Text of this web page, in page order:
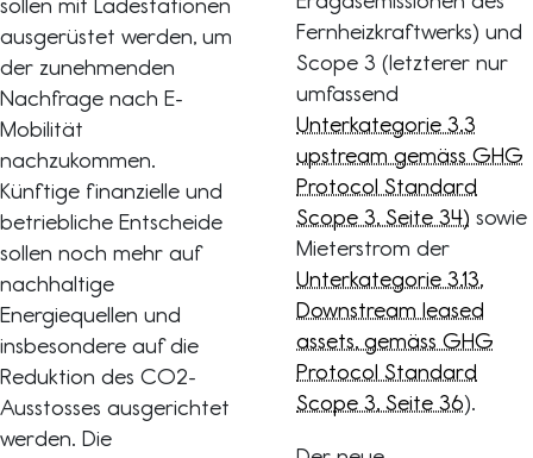
ausgerüstet werden, um
der zunehmenden
Nachfrage nach E-
Mobilität
nachzukommen.
Künftige finanzielle und
betriebliche Entscheide
sollen noch mehr auf
nachhaltige
Energiequellen und
insbesondere auf die
Reduktion des CO2-
Ausstosses ausgerichtet
werden. Die
Fernheizkraftwerks) und
Scope 3 (letzterer nur
umfassend
Unterkategorie 3.3
upstream gemäss GHG
Protocol Standard
Scope 3, Seite 34) sowie
Mieterstrom der
Unterkategorie 3.13,
Downstream leased
assets, gemäss GHG
Protocol Standard
Scope 3, Seite 36).